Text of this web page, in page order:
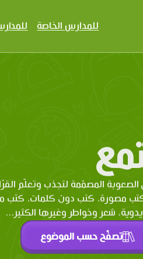
للمدارس الخاصة
الصعوبة المصمّمة لتجذب وتعلّم
كتب مصورة، كتب دون كلمات، كتب
شعر وخواطر وغيرها الكثير...
تصفّح حسب الموضوع